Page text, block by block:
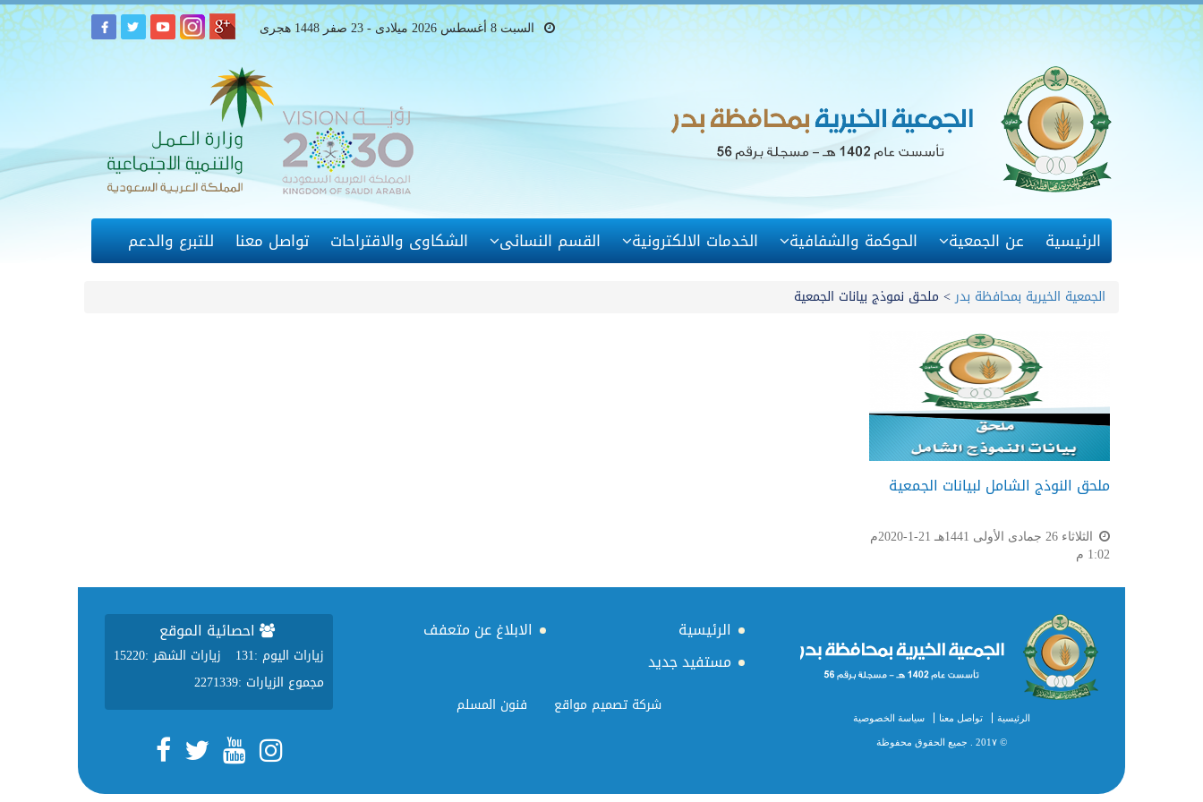
السبت 8 أغسطس 2026 ميلادى - 23 صفر 1448 هجرى
الرئيسية عن الجمعية الحوكمة والشفافية الخدمات الالكترونية القسم النسائى الشكاوى والاقتراحات تواصل معنا للتبرع والدعم
الجمعية الخيرية بمحافظة بدر> ملحق نموذج بيانات الجمعية
ملحق النوذج الشامل لبيانات الجمعية
الثلاثاء 26 جمادى الأولى 1441هـ 21-1-2020م
1:02 م
الرئيسية تواصل معنا سياسة الخصوصية
© 201٧ . جميع الحقوق محفوظة
الرئيسية
الابلاغ عن متعفف
مستفيد جديد
شركة تصميم مواقع فنون المسلم
احصائية الموقع
زيارات اليوم :131 زيارات الشهر :15220
مجموع الزيارات :2271339